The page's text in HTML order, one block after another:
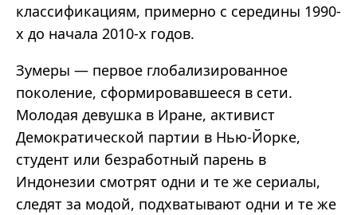
классификациям, примерно с середины 1990-
х до начала 2010-х годов.
Зумеры — первое глобализированное
поколение, сформировавшееся в сети.
Молодая девушка в Иране, активист
Демократической партии в Нью-Йорке,
студент или безработный парень в
Индонезии смотрят одни и те же сериалы,
следят за модой, подхватывают одни и те же